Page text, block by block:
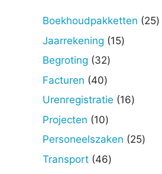
Boekhoudpakketten 2525
Jaarrekening 1515
Begroting 3232
Facturen 4040
producten
Urenregistratie 1616
Projecten 1010
producten
Personeelszaken 2525
Transport 4646